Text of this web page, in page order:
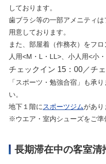
しております。
歯ブラシ等の一部アメニティ
用意しております。
また、部屋着（作務衣）をフ
人用<M・L・LL>、小人用<小・
チェックイン 15：00／チ
「スポーツ・勉強合宿」も承
い。
地下１階に スポーツジムがあり
※ウエア・室内シューズをご準
長期滞在中の客室清